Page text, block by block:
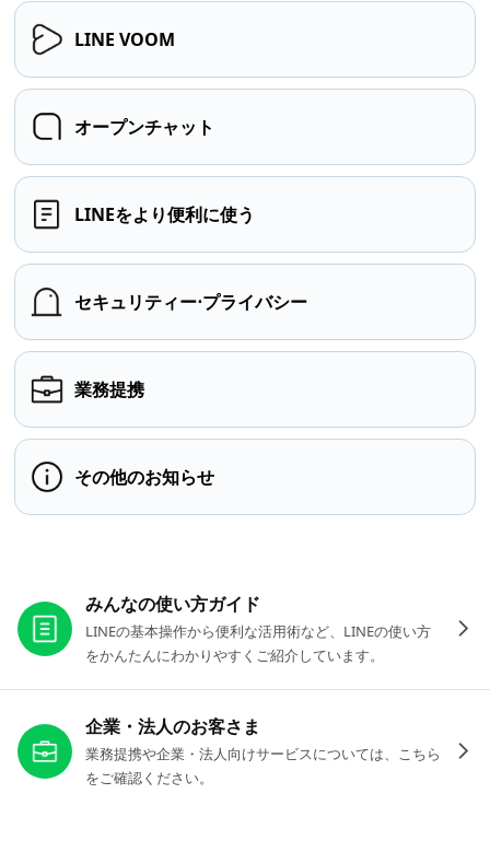
LINE VOOM
オープンチャット
LINEをより便利に使う
セキュリティー⋅プライバシー
業務提携
その他のお知らせ
みんなの使い方ガイド
LINEの基本操作から便利な活用術など、LINEの使い方
をかんたんにわかりやすくご紹介しています。
企業・法人のお客さま
業務提携や企業・法人向けサービスについては、こちら
をご確認ください。